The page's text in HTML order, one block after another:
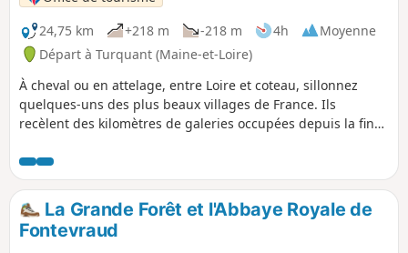
24,75 km
+218 m -218 m 4h
Moyenne
Départ à Turquant (Maine-et-Loire)
À cheval ou en attelage, entre Loire et coteau, sillonnez
quelques-uns des plus beaux villages de France. Ils
recèlent des kilomètres de galeries occupées depuis la fin
monuments de la région leur blondeur et au vin d'AOC
Saumur-Champigny ses qualités gustatives. Découvrez un
patrimoine d'une exceptionnelle richesse : château,
moulins, lavoirs, loges de vigne, caves de dégustation...
La Grande Forêt et l'Abbaye Royale de
Fontevraud